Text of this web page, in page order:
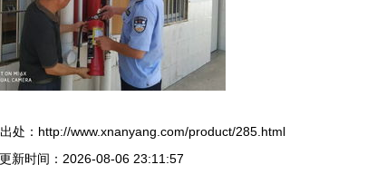
处：http://www.xnanyang.com/product/285.html
更新时间：2026-08-06 23:11:57